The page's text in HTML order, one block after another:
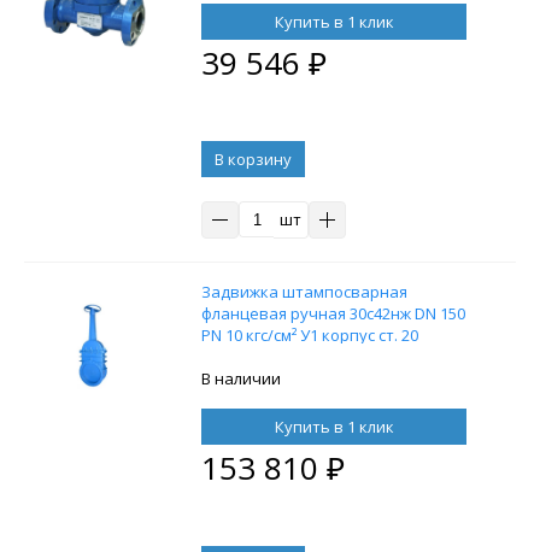
Купить в 1 клик
39 546 ₽
В корзину
шт
Задвижка штампосварная
фланцевая ручная 30с42нж DN 150
PN 10 кгс/см² У1 корпус ст. 20
В наличии
Купить в 1 клик
153 810 ₽